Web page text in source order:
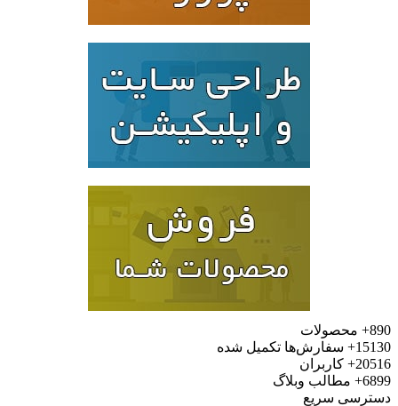
محصولات
سفارش‌ها تکمیل شده
کاربران
مطالب وبلاگ
سریع